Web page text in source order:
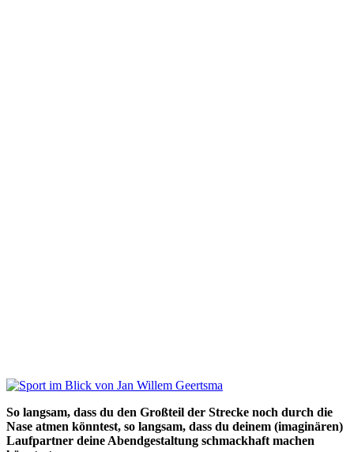
So langsam, dass du den Großteil der Strecke noch durch die
Nase atmen könntest, so langsam, dass du deinem (imaginären)
Laufpartner deine Abendgestaltung schmackhaft machen